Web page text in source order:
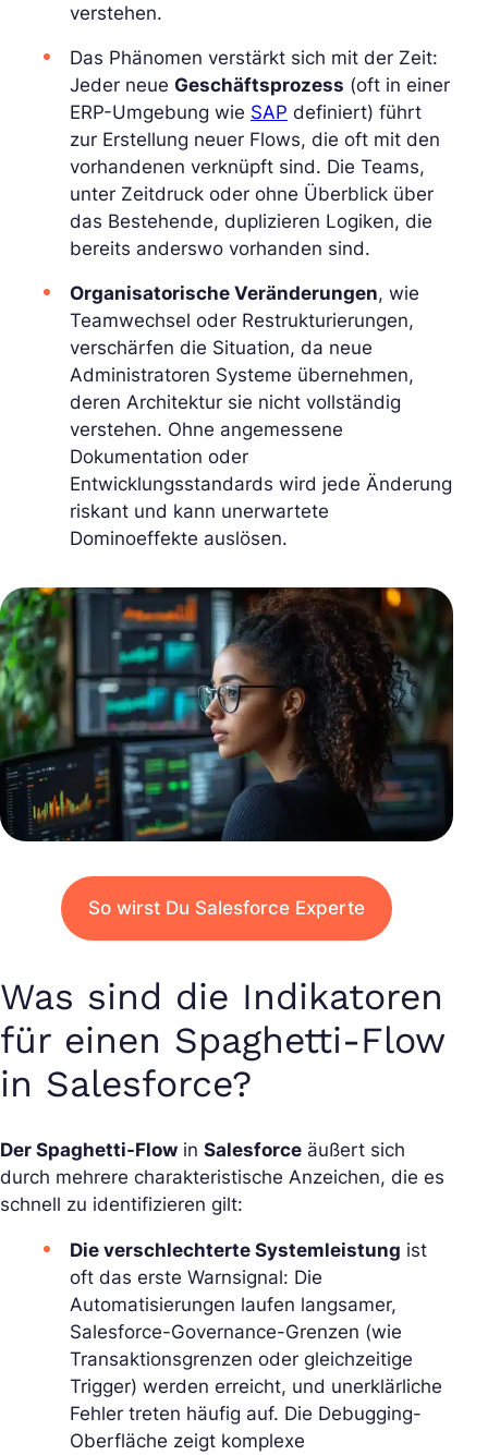
verstehen.
Das Phänomen verstärkt sich mit der Zeit:
Jeder neue Geschäftsprozess (oft in einer
ERP-Umgebung wie SAP definiert) führt
zur Erstellung neuer Flows, die oft mit den
vorhandenen verknüpft sind. Die Teams,
unter Zeitdruck oder ohne Überblick über
das Bestehende, duplizieren Logiken, die
bereits anderswo vorhanden sind.
Organisatorische Veränderungen, wie
Teamwechsel oder Restrukturierungen,
verschärfen die Situation, da neue
Administratoren Systeme übernehmen,
deren Architektur sie nicht vollständig
verstehen. Ohne angemessene
Dokumentation oder
Entwicklungsstandards wird jede Änderung
riskant und kann unerwartete
Dominoeffekte auslösen.
So wirst Du Salesforce Experte
Was sind die Indikatoren
für einen Spaghetti-Flow
in Salesforce?
Der Spaghetti-Flow in Salesforce äußert sich
durch mehrere charakteristische Anzeichen, die es
schnell zu identifizieren gilt:
Die verschlechterte Systemleistung ist
oft das erste Warnsignal: Die
Automatisierungen laufen langsamer,
Salesforce-Governance-Grenzen (wie
Transaktionsgrenzen oder gleichzeitige
Trigger) werden erreicht, und unerklärliche
Fehler treten häufig auf. Die Debugging-
Oberfläche zeigt komplexe